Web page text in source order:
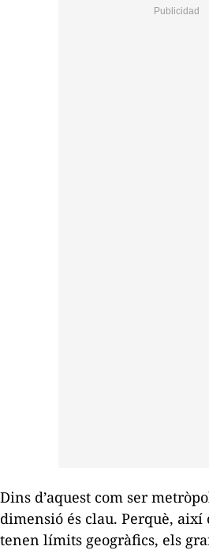
Dins d’aquest com ser
dimensió és clau. Perquè,
tenen límits geogràfics, els